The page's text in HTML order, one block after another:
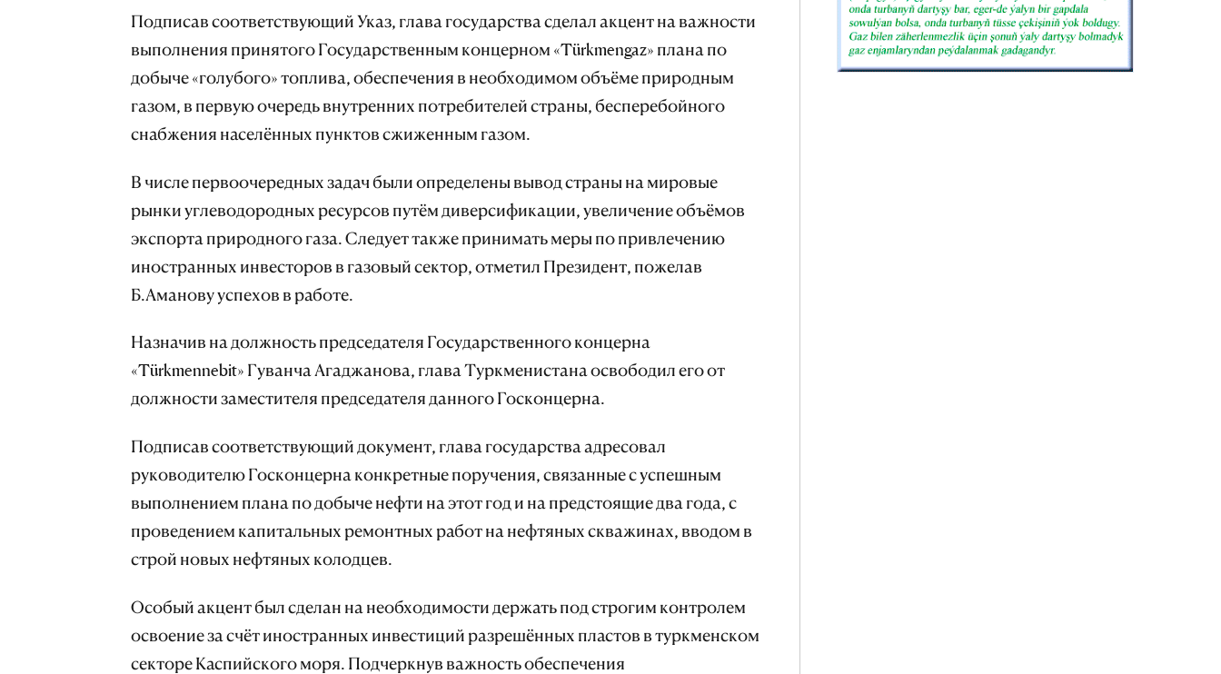
Подписав соответствующий Указ, глава государства сделал акцент на важности
выполнения принятого Государственным концерном «Türkmengaz» плана по
добыче «голубого» топлива, обеспечения в необходимом объёме природным
газом, в первую очередь внутренних потребителей страны, бесперебойного
снабжения населённых пунктов сжиженным газом.
В числе первоочередных задач были определены вывод страны на мировые
рынки углеводородных ресурсов путём диверсификации, увеличение объёмов
экспорта природного газа. Следует также принимать меры по привлечению
иностранных инвесторов в газовый сектор, отметил Президент, пожелав
Б.Аманову успехов в работе.
Назначив на должность председателя Государственного концерна
«Türkmennebit» Гуванча Агаджанова, глава Туркменистана освободил его от
должности заместителя председателя данного Госконцерна.
Подписав соответствующий документ, глава государства адресовал
руководителю Госконцерна конкретные поручения, связанные с успешным
выполнением плана по добыче нефти на этот год и на предстоящие два года, с
проведением капитальных ремонтных работ на нефтяных скважинах, вводом в
строй новых нефтяных колодцев.
Особый акцент был сделан на необходимости держать под строгим контролем
освоение за счёт иностранных инвестиций разрешённых пластов в туркменском
секторе Каспийского моря. Подчеркнув важность обеспечения